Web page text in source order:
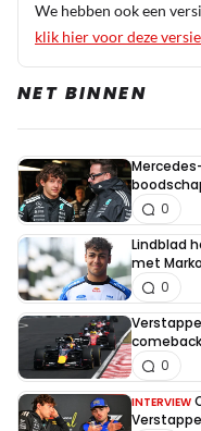
We hebben ook een
klik hier voor deze
NET BINNEN
0
Lindblad
met
0
0
INTERVIEW